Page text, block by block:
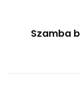
Szamba